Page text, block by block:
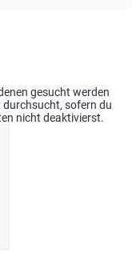
gesucht werden
sofern du
nicht deaktivierst.